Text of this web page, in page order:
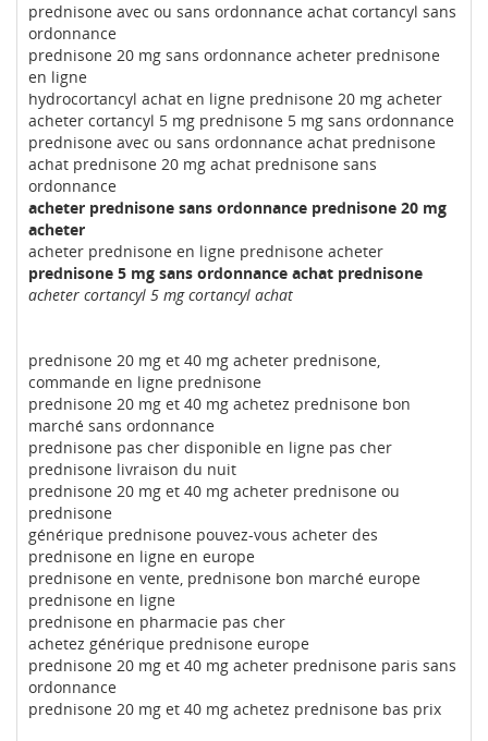
prednisone avec ou sans ordonnance achat cortancyl sans
ordonnance
prednisone 20 mg sans ordonnance acheter prednisone
en ligne
hydrocortancyl achat en ligne prednisone 20 mg acheter
acheter cortancyl 5 mg prednisone 5 mg sans ordonnance
prednisone avec ou sans ordonnance achat prednisone
achat prednisone 20 mg achat prednisone sans
ordonnance
acheter prednisone sans ordonnance prednisone 20 mg
acheter
acheter prednisone en ligne prednisone acheter
prednisone 5 mg sans ordonnance achat prednisone
acheter cortancyl 5 mg cortancyl achat
prednisone 20 mg et 40 mg acheter prednisone,
commande en ligne prednisone
prednisone 20 mg et 40 mg achetez prednisone bon
marché sans ordonnance
prednisone pas cher disponible en ligne pas cher
prednisone livraison du nuit
prednisone 20 mg et 40 mg acheter prednisone ou
prednisone
générique prednisone pouvez-vous acheter des
prednisone en ligne en europe
prednisone en vente, prednisone bon marché europe
prednisone en ligne
prednisone en pharmacie pas cher
achetez générique prednisone europe
prednisone 20 mg et 40 mg acheter prednisone paris sans
ordonnance
prednisone 20 mg et 40 mg achetez prednisone bas prix